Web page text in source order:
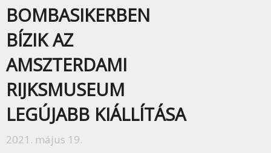
BOMBASIKERBEN
BÍZIK AZ
AMSZTERDAMI
RIJKSMUSEUM
LEGÚJABB KIÁLLÍTÁSA
2021. május 19.